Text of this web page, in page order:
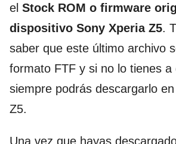
el Stock ROM o firmware
dispositivo Sony Xperia Z5.
saber que este último archivo
formato FTF y si no lo tienes a
siempre podrás descargarlo
Z5.
Una vez que hayas